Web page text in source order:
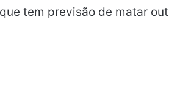
tem previsão de matar